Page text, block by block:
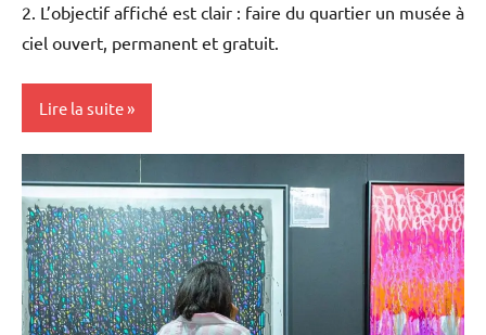
2. L’objectif affiché est clair : faire du quartier un musée à
ciel ouvert, permanent et gratuit.
Lire la suite
Guyane
Blog
Caraïbe
Culture